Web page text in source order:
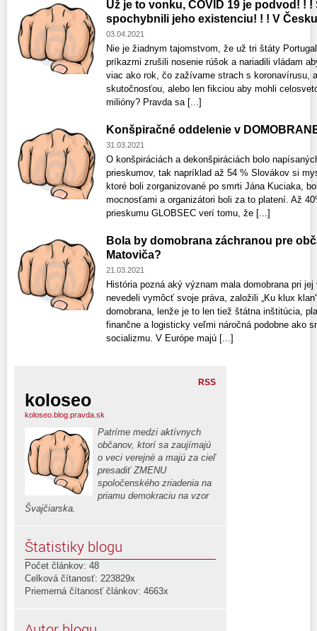
Už je to vonku, COVID 19 je podvod! !
spochybnili jeho existenciu! ! ! V
03.04.2021
Nie je žiadnym tajomstvom, že už tri štáty
príkazmi zrušili nosenie rúšok a nariadili vládam
viac ako rok, čo zažívame strach s koronavírusu,
skutočnosťou, alebo len fikciou aby mohli
milióny? Pravda sa [...]
Konšpiračné oddelenie v
31.03.2021
O konšpiráciách a dekonšpiráciách bolo
prieskumov, tak napríklad až 54 % Slovákov si
ktoré boli zorganizované po smrti Jána Kuciaka,
mocnosťami a organizátori boli za to platení. Až
prieskumu GLOBSEC verí tomu, že [...]
Bola by domobrana záchranou pre
Matoviča?
21.03.2021
História pozná aký význam mala domobrana pri
nevedeli vymôcť svoje práva, založili „Ku klux
domobrana, lenže je to len tiež štátna inštitúcia,
finančne a logisticky veľmi náročná podobne ako
socializmu. V Európe majú [...]
RSS
koloseo
koloseo.blog.pravda.sk
Patríme medzi aktívnych
občanov, ktorí sa zaujímajú
o veci verejné a majú za cieľ
presadiť ZMENU
spoločenského zriadenia na
priamu demokraciu na vzor
Švajčiarska.
Štatistiky blogu
Počet článkov: 48
Celková čítanosť: 223829x
Priemerná čítanosť článkov: 4663x